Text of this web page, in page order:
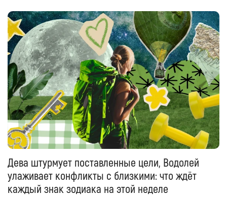
Дева штурмует поставленные цели, Водолей
улаживает конфликты с близкими: что ждёт
каждый знак зодиака на этой неделе